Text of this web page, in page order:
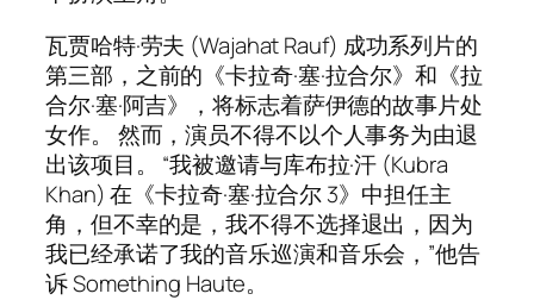
瓦贾哈特·劳夫 (Wajahat Rauf) 成功系列片的
第三部，之前的《卡拉奇·塞·拉合尔》和《拉
合尔·塞·阿吉》，将标志着萨伊德的故事片处
女作。 然而，演员不得不以个人事务为由退
出该项目。 “我被邀请与库布拉·汗 (Kubra
Khan) 在《卡拉奇·塞·拉合尔 3》中担任主
角，但不幸的是，我不得不选择退出，因为
我已经承诺了我的音乐巡演和音乐会，”他告
诉 Something Haute。